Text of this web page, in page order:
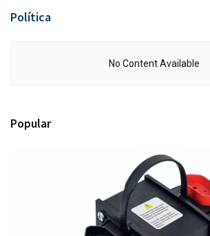
Política
No Content Available
Popular